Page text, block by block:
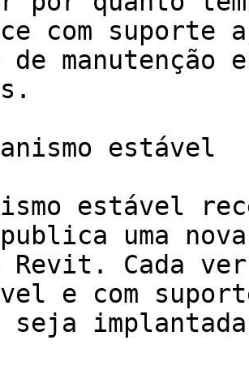
com
de manutenção
estável
estável
publica uma
Revit. Cada
e com
seja